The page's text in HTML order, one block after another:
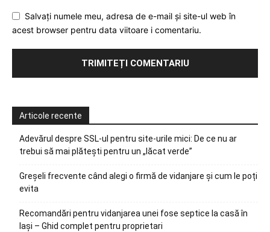
Salvați numele meu, adresa de e-mail și site-ul web în
acest browser pentru data viitoare i comentariu.
Articole recente
Adevărul despre SSL-ul pentru site-urile mici: De ce nu ar
trebui să mai plătești pentru un „lăcat verde”
Greșeli frecvente când alegi o firmă de vidanjare și cum le poți
evita
Recomandări pentru vidanjarea unei fose septice la casă în
Iași – Ghid complet pentru proprietari